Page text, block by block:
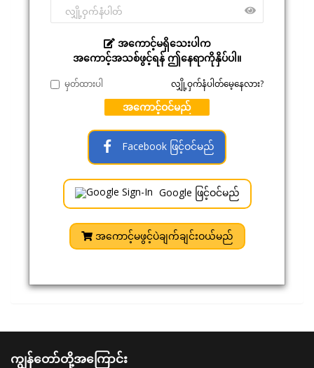
အကောင့်မရှိသေးပါက
အကောင့်အသစ်ဖွင့်ရန် ဤနေရာကိုနှိပ်ပါ။
မှတ်ထားပါ လျှို့ဝှက်နံပါတ်မေ့နေလား?
အကောင့်ဝင်မည်
Facebook ဖြင့်ဝင်မည်
Google ဖြင့်ဝင်မည်
အကောင့်မဖွင့်ပဲချက်ချင်းဝယ်မည်
ကျွန်တော်တို့အကြောင်း